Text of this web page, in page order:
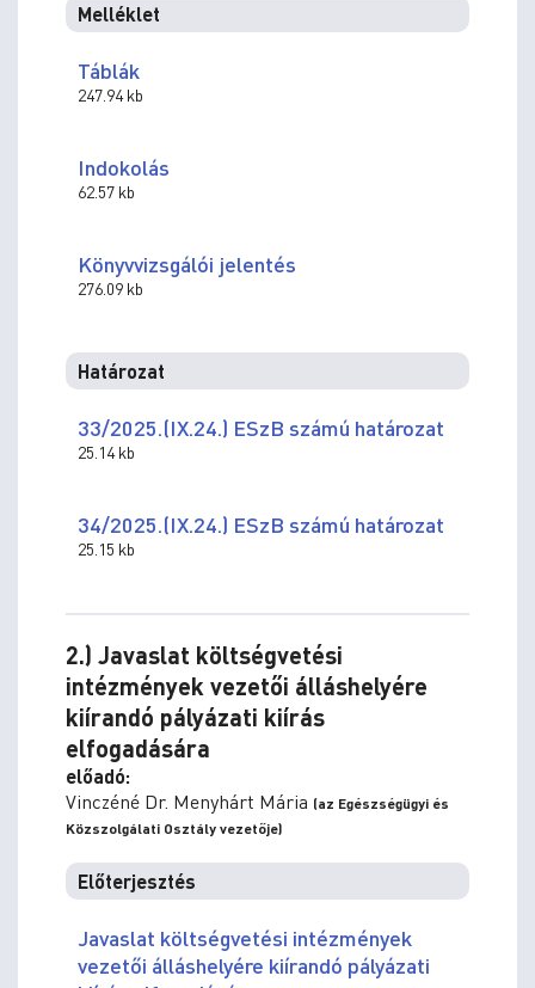
Melléklet
Táblák
247.94 kb
Indokolás
62.57 kb
Könyvvizsgálói jelentés
276.09 kb
Határozat
33/2025.(IX.24.) ESzB számú határozat
25.14 kb
34/2025.(IX.24.) ESzB számú határozat
25.15 kb
2.) Javaslat költségvetési
intézmények vezetői álláshelyére
kiírandó pályázati kiírás
elfogadására
előadó:
Vinczéné Dr. Menyhárt Mária (az Egészségügyi és
Közszolgálati Osztály vezetője)
Előterjesztés
Javaslat költségvetési intézmények
vezetői álláshelyére kiírandó pályázati